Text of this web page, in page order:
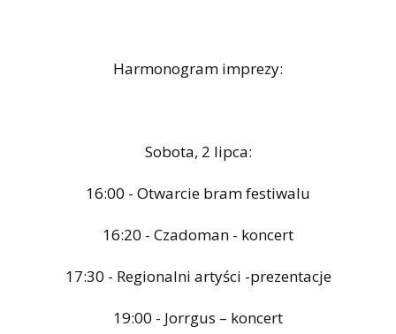
Harmonogram imprezy:
Sobota, 2 lipca:
16:00 - Otwarcie bram festiwalu
16:20 - Czadoman - koncert
17:30 - Regionalni artyści -prezentacje
19:00 - Jorrgus – koncert